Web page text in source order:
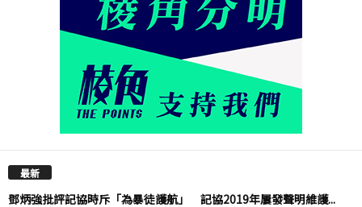
最新
鄧炳強批評記協時斥「為暴徒護航」 記協2019年屢發聲明維護...